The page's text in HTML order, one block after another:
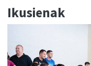
Ikusienak